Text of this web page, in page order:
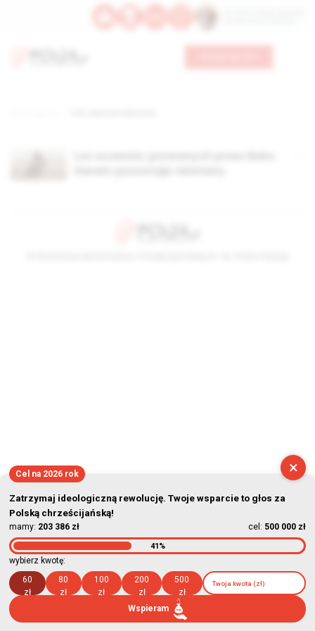
×
Cel na 2026 rok
Zatrzymaj ideologiczną rewolucję. Twoje wsparcie to głos za
Polską chrześcijańską!
mamy: 203 386 zł cel: 500 000 zł
41%
wybierz kwotę:
60
zł
80
zł
100
zł
200
zł
500
zł
Wspieram